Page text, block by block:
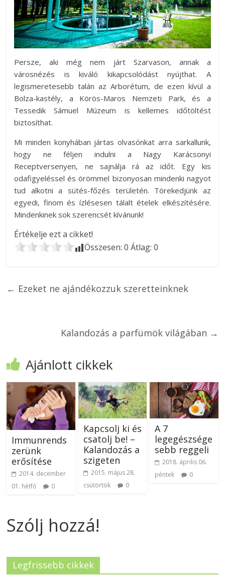
Persze, aki még nem járt Szarvason, annak a
városnézés is kiváló kikapcsolódást nyújthat. A
legismeretesebb talán az Arborétum, de ezen kívül a
Bolza-kastély, a Körös-Maros Nemzeti Park, és a
Tessedik Sámuel Múzeum is kellemes időtöltést
biztosíthat.
Mi minden konyhában jártas olvasónkat arra sarkallunk,
hogy ne féljen indulni a Nagy Karácsonyi
Receptversenyen, ne sajnálja rá az időt. Egy kis
odafigyeléssel és örömmel bizonyosan mindenki nagyot
tud alkotni a sütés-főzés területén. Törekedjünk az
egyedi, finom és ízlésesen tálalt ételek elkészítésére.
Mindenkinek sok szerencsét kívánunk!
Értékelje ezt a cikket!
Összesen:0 Átlag:0
← Ezeket ne ajándékozzuk szeretteinknek
Kalandozás a parfümök világában →
Ajánlott cikkek
Immunrends
zerünk
erősítése
2014. december
01. hétfő
0
Kapcsolj ki és
csatolj be! –
Kalandozás a
szigeten
2015. május 28.
csütörtök
0
A 7
legegészsége
sebb reggeli
2018. április 06.
péntek
0
Szólj hozzá!
Legfrissebb cikkek